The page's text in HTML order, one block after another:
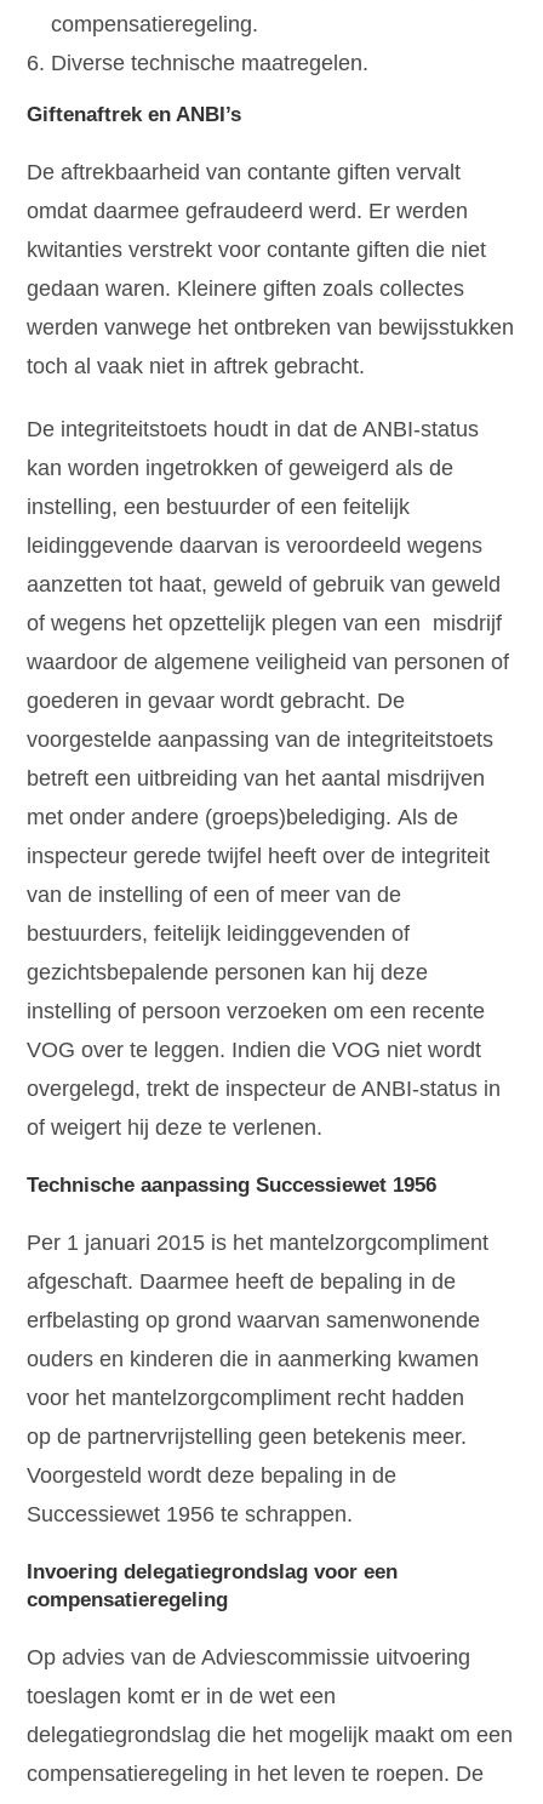
compensatieregeling.
Diverse technische maatregelen.
Giftenaftrek en ANBI’s
De aftrekbaarheid van contante giften vervalt
omdat daarmee gefraudeerd werd. Er werden
kwitanties verstrekt voor contante giften die niet
gedaan waren. Kleinere giften zoals collectes
werden vanwege het ontbreken van bewijsstukken
toch al vaak niet in aftrek gebracht.
De integriteitstoets houdt in dat de ANBI-status
kan worden ingetrokken of geweigerd als de
instelling, een bestuurder of een feitelijk
leidinggevende daarvan is veroordeeld wegens
aanzetten tot haat, geweld of gebruik van geweld
of wegens het opzettelijk plegen van een misdrijf
waardoor de algemene veiligheid van personen of
goederen in gevaar wordt gebracht. De
voorgestelde aanpassing van de integriteitstoets
betreft een uitbreiding van het aantal misdrijven
met onder andere (groeps)belediging. Als de
inspecteur gerede twijfel heeft over de integriteit
van de instelling of een of meer van de
bestuurders, feitelijk leidinggevenden of
gezichtsbepalende personen kan hij deze
instelling of persoon verzoeken om een recente
VOG over te leggen. Indien die VOG niet wordt
overgelegd, trekt de inspecteur de ANBI-status in
of weigert hij deze te verlenen.
Technische aanpassing Successiewet 1956
Per 1 januari 2015 is het mantelzorgcompliment
afgeschaft. Daarmee heeft de bepaling in de
erfbelasting op grond waarvan samenwonende
ouders en kinderen die in aanmerking kwamen
voor het mantelzorgcompliment recht hadden
op de partnervrijstelling geen betekenis meer.
Voorgesteld wordt deze bepaling in de
Successiewet 1956 te schrappen.
Invoering delegatiegrondslag voor een
compensatieregeling
Op advies van de Adviescommissie uitvoering
toeslagen komt er in de wet een
delegatiegrondslag die het mogelijk maakt om een
compensatieregeling in het leven te roepen. De